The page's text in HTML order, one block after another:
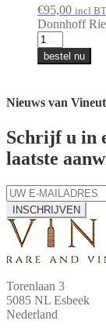
€95,00 incl
Donnhoff
bestel nu
Nieuws van Vineut
Schrijf u in
laatste
INSCHRIJVEN
Torenlaan 3
5085 NL Esbeek
Nederland